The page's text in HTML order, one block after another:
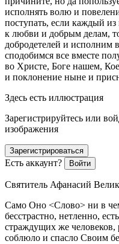
исполнять волю и
поступать, если каждый из
к любви и добрым делам,
добродетелей и исполним
сподобимся все вместе
во Христе, Боге нашем,
и поклонение ныне и
Здесь есть иллюстрация
Зарегистрируйтесь или
изображения
Зарегистрироваться
Есть аккаунт? Войти
Святитель Афанасий
Само Оно <Слово> ни в
бесстрастно, нетленно,
страждущих же человеков,
соблюло и спасло Своим